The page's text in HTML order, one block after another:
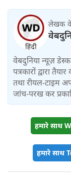
लेखक के
वेबदुनिया न्यूज़ डेस्क
पत्रकारों द्वारा
तथा रीयल-टाइम
जांच-परख कर
हमारे साथ
हमारे साथ